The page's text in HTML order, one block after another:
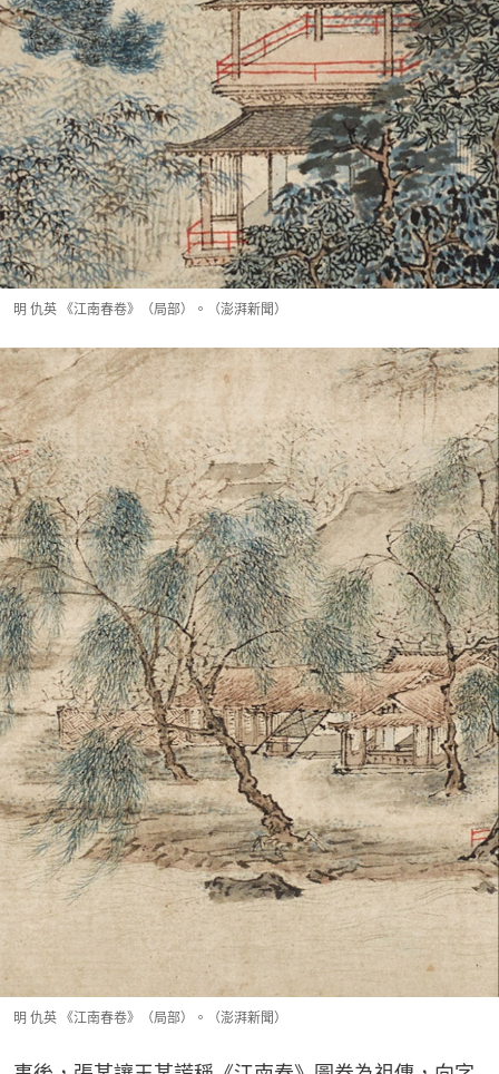
明 仇英 《江南春卷》（局部）。（澎湃新聞）
明 仇英 《江南春卷》（局部）。（澎湃新聞）